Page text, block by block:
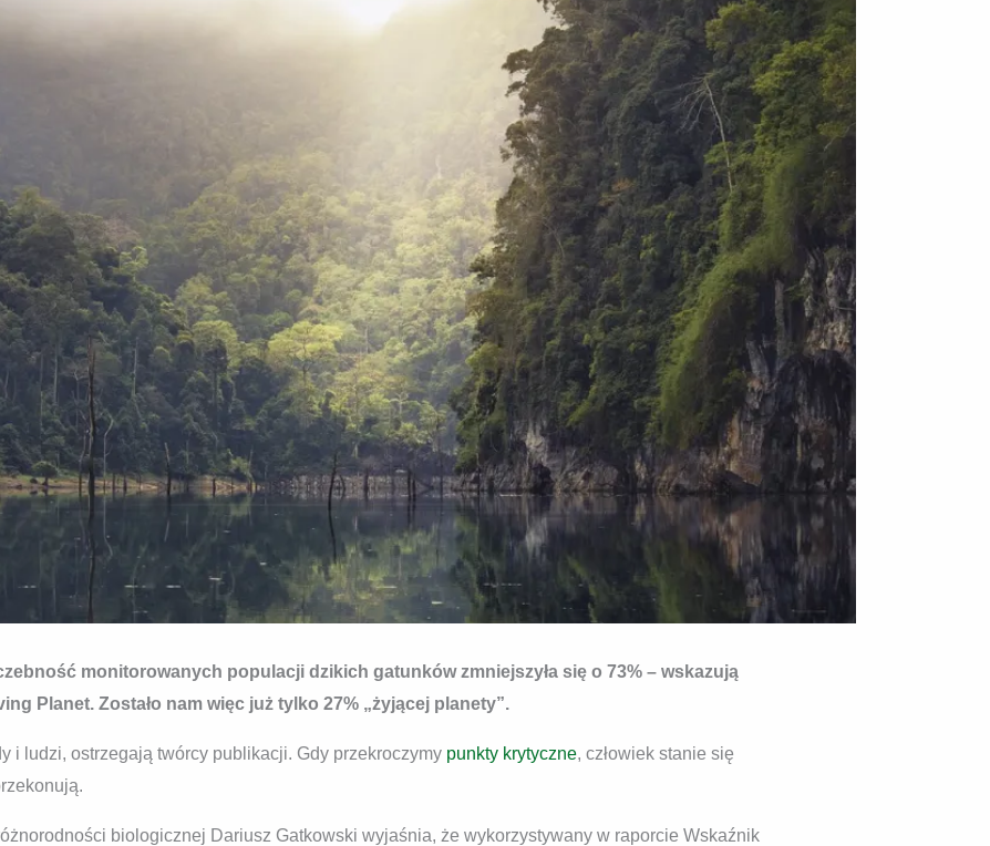
monitorowanych populacji dzikich gatunków zmniejszyła się o 73% – wskazują
Planet. Zostało nam więc już tylko 27% „żyjącej planety”.
i ludzi, ostrzegają twórcy publikacji. Gdy przekroczymy punkty krytyczne, człowiek stanie się
biologicznej Dariusz Gatkowski wyjaśnia, że wykorzystywany w raporcie Wskaźnik